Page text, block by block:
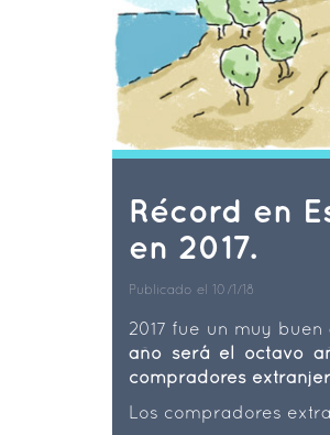
Récord en
en 2017.
Publicado el 10/1/18
2017 fue un muy
año será el octavo
compradores
Los compradores